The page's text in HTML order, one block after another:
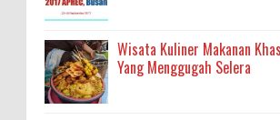
Wisata Kuliner Makanan
Yang Menggugah Selera